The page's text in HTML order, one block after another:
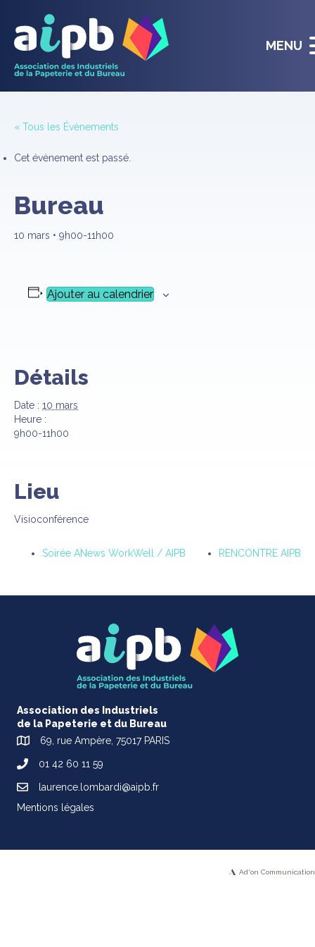
MENU
« Tous les Évènements
Cet évènement est passé.
Bureau
10 mars • 9h00-11h00
Ajouter au calendrier
Détails
Date : 10 mars
Heure :
9h00-11h00
Lieu
Visioconférence
Soirée ANews WorkWell / AIPB RENCONTRE AIPB
Association des Industriels
de la Papeterie et du Bureau
69, rue Ampère, 75017 PARIS
01 42 60 11 59
laurence.lombardi@aipb.fr
Mentions légales
Ad'on Communication